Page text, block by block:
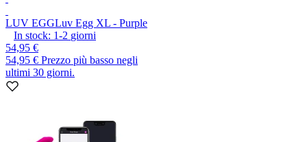
LUV EGGLuv Egg XL - Purple
In stock: 1-2 giorni
54,95 €
54,95 € Prezzo più basso negli
ultimi 30 giorni.